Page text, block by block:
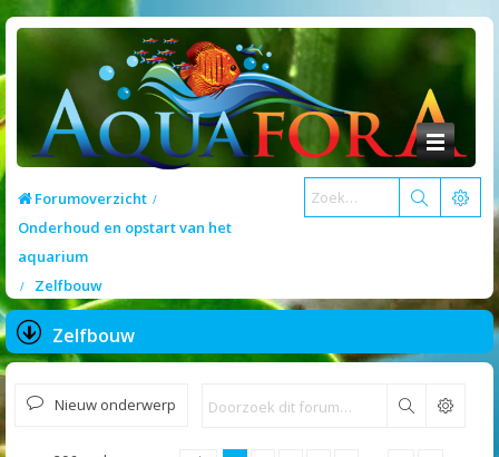
Forumoverzicht
Onderhoud en opstart van het
aquarium
Zelfbouw
Zelfbouw
Nieuw onderwerp Zoek